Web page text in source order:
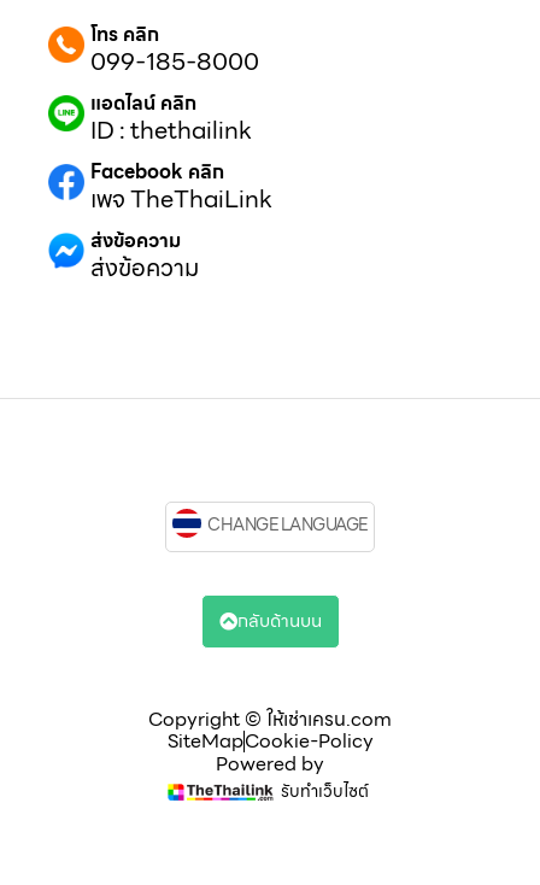
โทร คลิก
099-185-8000
แอดไลน์ คลิก
ID : thethailink
Facebook คลิก
เพจ TheThaiLink
ส่งข้อความ
ส่งข้อความ
Copyright © ให้เช่าเครน.com
SiteMapCookie-Policy
Powered by
รับทำเว็บไซต์
CHANGE LANGUAGE
กลับด้านบน